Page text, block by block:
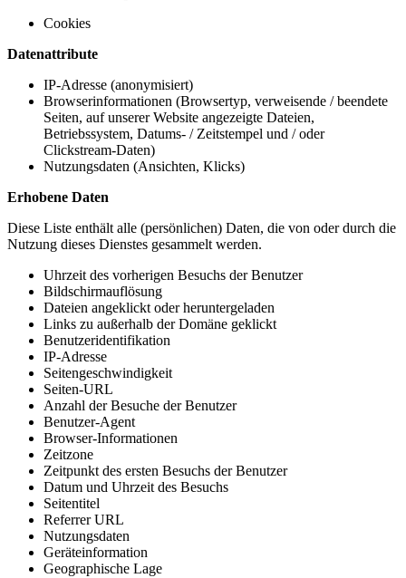
Cookies
Datenattribute
IP-Adresse (anonymisiert)
Browserinformationen (Browsertyp, verweisende / beendete
Seiten, auf unserer Website angezeigte Dateien,
Betriebssystem, Datums- / Zeitstempel und / oder
Clickstream-Daten)
Nutzungsdaten (Ansichten, Klicks)
Erhobene Daten
Diese Liste enthält alle (persönlichen) Daten, die von oder durch die
Nutzung dieses Dienstes gesammelt werden.
Uhrzeit des vorherigen Besuchs der Benutzer
Bildschirmauflösung
Dateien angeklickt oder heruntergeladen
Links zu außerhalb der Domäne geklickt
Benutzeridentifikation
IP-Adresse
Seitengeschwindigkeit
Seiten-URL
Anzahl der Besuche der Benutzer
Benutzer-Agent
Browser-Informationen
Zeitzone
Zeitpunkt des ersten Besuchs der Benutzer
Datum und Uhrzeit des Besuchs
Seitentitel
Referrer URL
Nutzungsdaten
Geräteinformation
Geographische Lage